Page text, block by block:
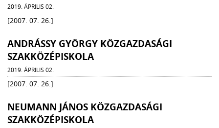
2019. ÁPRILIS 02.
[2007. 07. 26.]
ANDRÁSSY GYÖRGY KÖZGAZDASÁGI
SZAKKÖZÉPISKOLA
2019. ÁPRILIS 02.
[2007. 07. 26.]
NEUMANN JÁNOS KÖZGAZDASÁGI
SZAKKÖZÉPISKOLA